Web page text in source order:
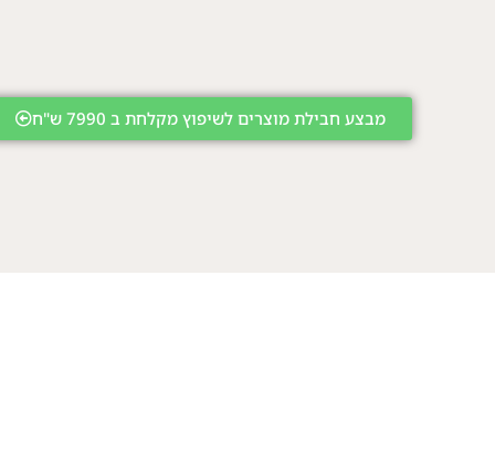
מבצע חבילת מוצרים לשיפוץ מקלחת ב 7990 ש"ח